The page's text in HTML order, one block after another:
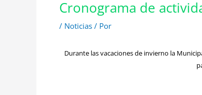
Cronograma de
/ Noticias / Por
Durante las vacaciones de invierno la